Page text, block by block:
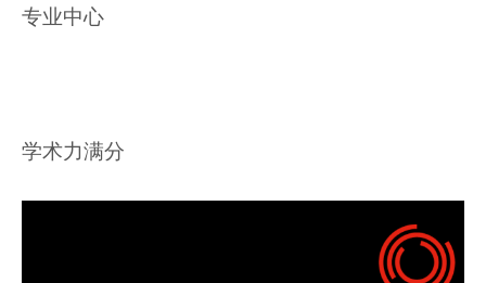
专业中心
学术力满分